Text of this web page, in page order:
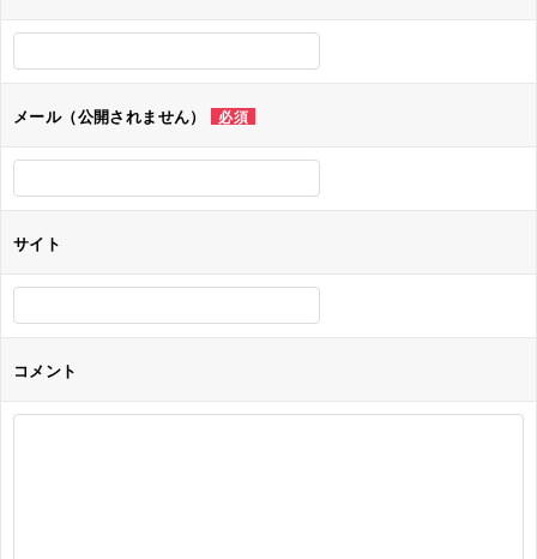
シ
メール（公開されません） 必須
サイト
コメント